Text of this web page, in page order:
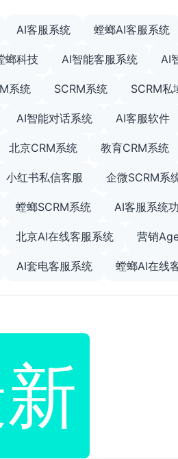
AI客服系统 螳螂AI客服系统
螂科技 AI智能客服系统 AI
系统 SCRM系统 SCRM私
AI智能对话系统 AI客服软件
北京CRM系统 教育CRM系统
小红书私信客服 企微SCRM系
螳螂SCRM系统 AI客服系统
北京AI在线客服系统 营销
AI套电客服系统 螳螂AI在线